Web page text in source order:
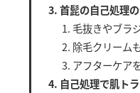
首髭の自己処理
毛抜きやブラ
除毛クリーム
アフターケア
自己処理で肌ト